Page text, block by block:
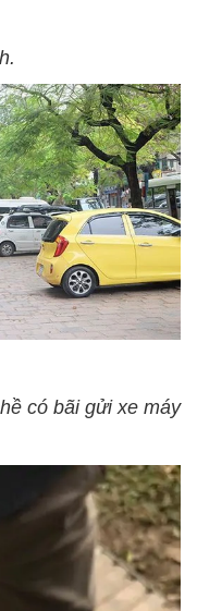
có bãi gửi xe máy